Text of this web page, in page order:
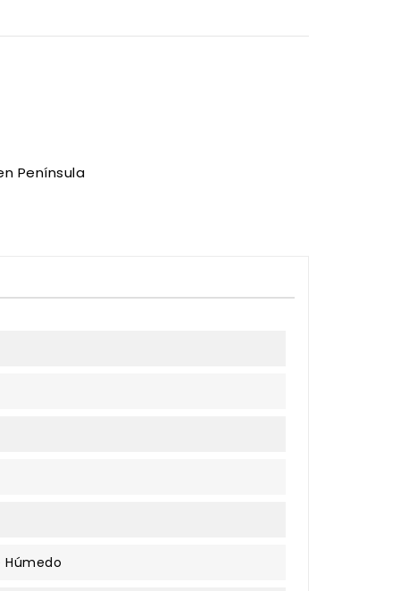
Península
Húmedo